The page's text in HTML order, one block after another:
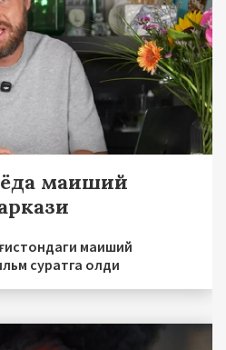
маиший
маиший
суратга олди